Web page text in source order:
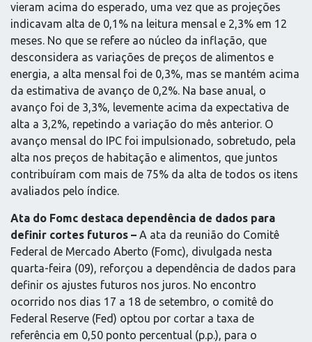
vieram acima do esperado, uma vez que as projeções
indicavam alta de 0,1% na leitura mensal e 2,3% em 12
meses. No que se refere ao núcleo da inflação, que
desconsidera as variações de preços de alimentos e
energia, a alta mensal foi de 0,3%, mas se mantém acima
da estimativa de avanço de 0,2%. Na base anual, o
avanço foi de 3,3%, levemente acima da expectativa de
alta a 3,2%, repetindo a variação do mês anterior. O
avanço mensal do IPC foi impulsionado, sobretudo, pela
alta nos preços de habitação e alimentos, que juntos
contribuíram com mais de 75% da alta de todos os itens
avaliados pelo índice.
Ata do Fomc destaca dependência de dados para
definir cortes futuros – A ata da reunião do Comitê
Federal de Mercado Aberto (Fomc), divulgada nesta
quarta-feira (09), reforçou a dependência de dados para
definir os ajustes futuros nos juros. No encontro
ocorrido nos dias 17 a 18 de setembro, o comitê do
Federal Reserve (Fed) optou por cortar a taxa de
referência em 0,50 ponto percentual (p.p.), para o